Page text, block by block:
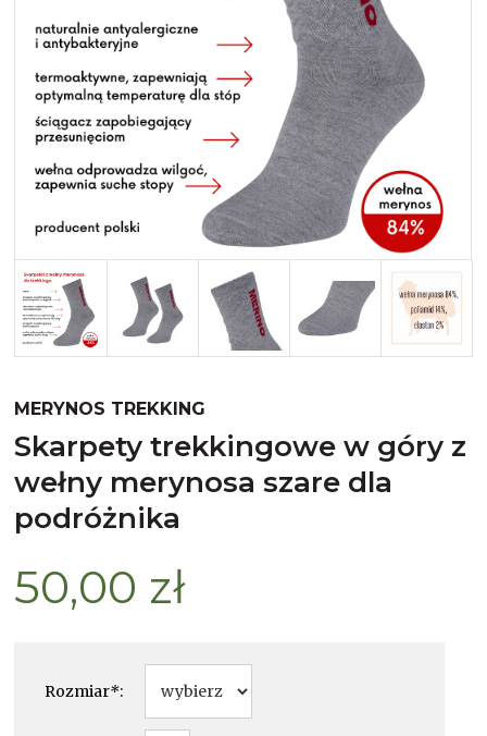
MERYNOS TREKKING
skarpety trekkingowe w góry z
wełny merynosa szare dla
podróżnika
50,00 zł
Rozmiar*:
Kaszmir
Kaszmir stopki
Bawełna
Bawełna egipska maco
Bawełna merceryzowana
Kropki
Paski